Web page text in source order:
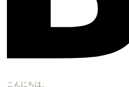
こんにちは。